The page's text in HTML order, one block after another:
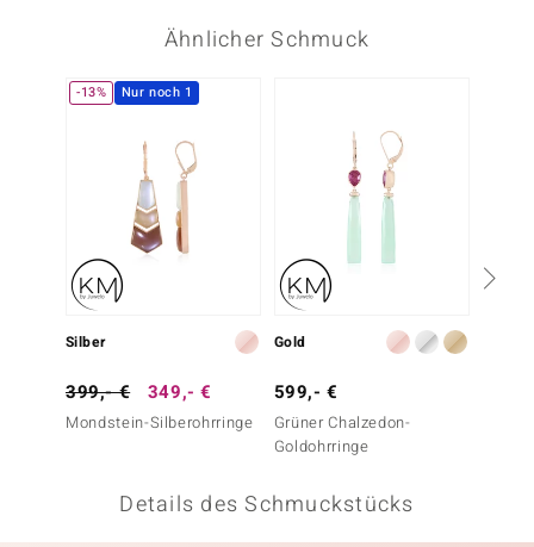
Collection
BY DE MELO
Ähnlicher Schmuck
-13% Nur noch 1
Silber
399,- € 349,- €
Mondstein-Silberohrringe
Gold
599,- €
Grüner Chalzedon-
Goldohrringe
Details des Schmuckstücks